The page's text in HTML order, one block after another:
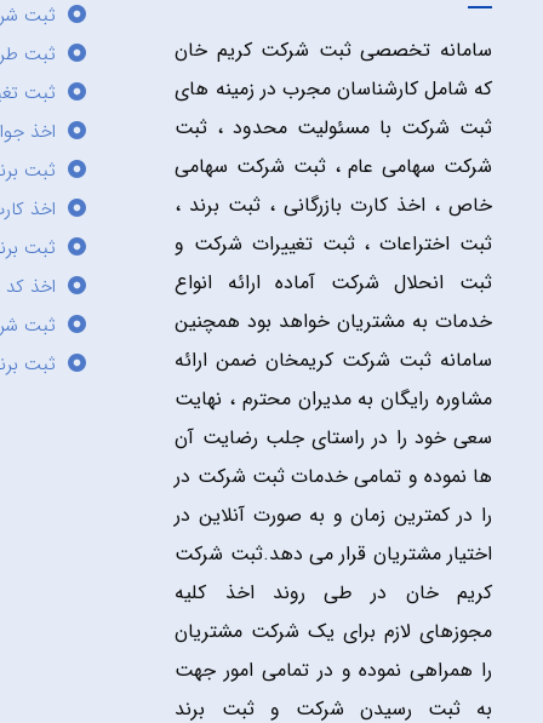
سامانه تخصصی ثبت شرکت کریم خان
که شامل کارشناسان مجرب در زمینه های
ثبت شرکت با مسئولیت محدود ، ثبت
شرکت سهامی عام ، ثبت شرکت سهامی
خاص ، اخذ کارت بازرگانی ، ثبت برند ،
ثبت اختراعات ، ثبت تغییرات شرکت و
ثبت انحلال شرکت آماده ارائه انواع
خدمات به مشتریان خواهد بود همچنین
سامانه ثبت شرکت کریمخان ضمن ارائه
مشاوره رایگان به مدیران محترم ، نهایت
سعی خود را در راستای جلب رضایت آن
ها نموده و تمامی خدمات ثبت شرکت در
را در کمترین زمان و به صورت آنلاین در
اختیار مشتریان قرار می دهد.ثبت شرکت
کریم خان در طی روند اخذ کلیه
مجوزهای لازم برای یک شرکت مشتریان
را همراهی نموده و در تمامی امور جهت
به ثبت رسیدن شرکت و ثبت برند
ثبت
ثبت
ثبت
اخذ
ثبت
اخذ
ثبت
اخذ کد
ثبت
ثبت